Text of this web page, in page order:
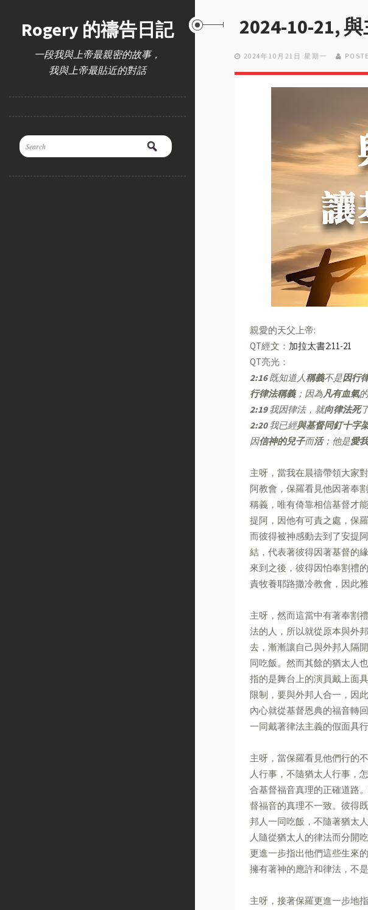
Rogery 的禱告日記
一段我與上帝最親密的故事，
我與上帝最貼近的對話
2024-10-21,
2024年10月21日 星期一
親愛的天父上帝:
QT經文： 加拉太書2:11-21
QT亮光：
2:16既知道人稱義不是因行
行律法稱義；因為凡有血氣
2:19我因律法，就向律法死
2:20我已經與基督同釘十字
因信神的兒子而活；他是愛我
主呀，當我在晨禱帶領大家
阿教會，保羅看見他因著奉
稱義，唯有倚靠相信基督才
提阿，因他有可責之處，保
而彼得被神感動去到了安提
結，代表著彼得因著基督的
來到之後，彼得因怕奉割禮
責牧養耶路撒冷教會，因此
主呀，然而這當中有著奉割
法的人，所以就從原本與外
去，漸漸讓自己與外邦人隔
同吃飯。然而其餘的猶太人
指的是舞台上的演員戴上面
限制，要與外邦人合一，因
內心就從基督恩典的福音轉
一同戴著律法主義的假面具
主呀，當保羅看見他們行的
人行事，不隨猶太人行事，
合基督福音真理的正確道路
督福音的真理不一致。彼得
邦人一同吃飯，不隨著猶太
人隨從猶太人的律法而分開
更進一步指出他們這些生來
擁有著神的應許和律法，不
主呀，接著保羅更進一步地